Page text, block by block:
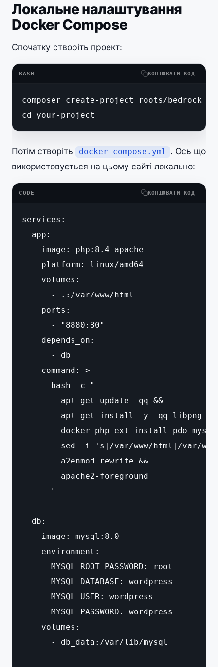
Локальне налаштування
Docker Compose
Спочатку створіть проект:
BASH КОПІЮВАТИ КОД
composer create-project roots/bedrock
cd your-project
Потім створіть docker-compose.yml . Ось що
використовується на цьому сайті локально:
CODE КОПІЮВАТИ КОД
services:
  app:
    image: php:8.4-apache
    platform: linux/amd64
    volumes:
      - .:/var/www/html
    ports:
      - "8880:80"
    depends_on:
      - db
    command: >
      bash -c "
        apt-get update -qq &&
apt-get install -y -qq libpng-
docker-php-ext-install
sed -i 's|/var/www/html|/var/
        a2enmod rewrite &&
        apache2-foreground
      "
  db:
    image: mysql:8.0
    environment:
      MYSQL_ROOT_PASSWORD: root
      MYSQL_DATABASE: wordpress
      MYSQL_USER: wordpress
      MYSQL_PASSWORD: wordpress
    volumes:
      - db_data:/var/lib/mysql